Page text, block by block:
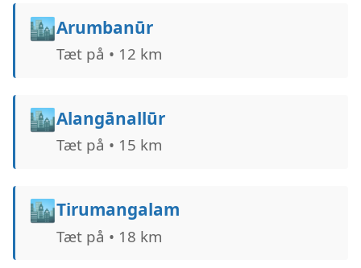
🏙️Arumbanūr
Tæt på • 12 km
🏙️Alangānallūr
Tæt på • 15 km
🏙️Tirumangalam
Tæt på • 18 km